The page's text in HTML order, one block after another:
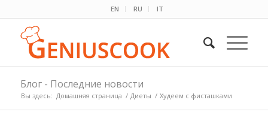
EN RU IT
Блог - Последние новости
Вы здесь: Домашняя страница / Диеты / Худеем с фисташками